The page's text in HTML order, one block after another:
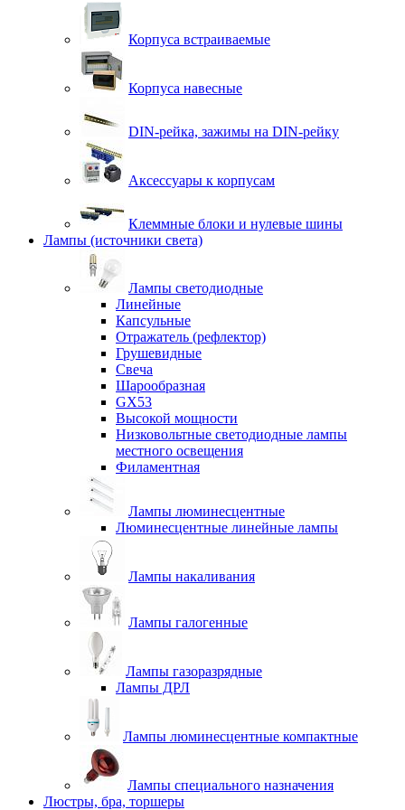
Корпуса встраиваемые
Корпуса навесные
DIN-рейка, зажимы на DIN-рейку
Аксессуары к корпусам
Клеммные блоки и нулевые шины
Лампы (источники света)
Лампы светодиодные
Линейные
Капсульные
Отражатель (рефлектор)
Грушевидные
Свеча
Шарообразная
GX53
Высокой мощности
Низковольтные светодиодные лампы
местного освещения
Филаментная
Лампы люминесцентные
Люминесцентные линейные лампы
Лампы накаливания
Лампы галогенные
Лампы газоразрядные
Лампы ДРЛ
Лампы люминесцентные компактные
Лампы специального назначения
Люстры, бра, торшеры